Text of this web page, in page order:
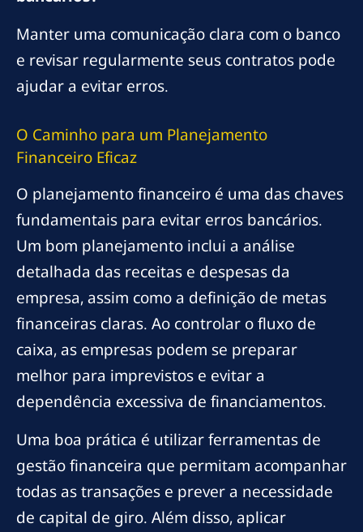
Manter uma comunicação clara com o banco
e revisar regularmente seus contratos pode
ajudar a evitar erros.
O Caminho para um Planejamento
Financeiro Eficaz
O planejamento financeiro é uma das chaves
fundamentais para evitar erros bancários.
Um bom planejamento inclui a análise
detalhada das receitas e despesas da
empresa, assim como a definição de metas
financeiras claras. Ao controlar o fluxo de
caixa, as empresas podem se preparar
melhor para imprevistos e evitar a
dependência excessiva de financiamentos.
Uma boa prática é utilizar ferramentas de
gestão financeira que permitam acompanhar
todas as transações e prever a necessidade
de capital de giro. Além disso, aplicar